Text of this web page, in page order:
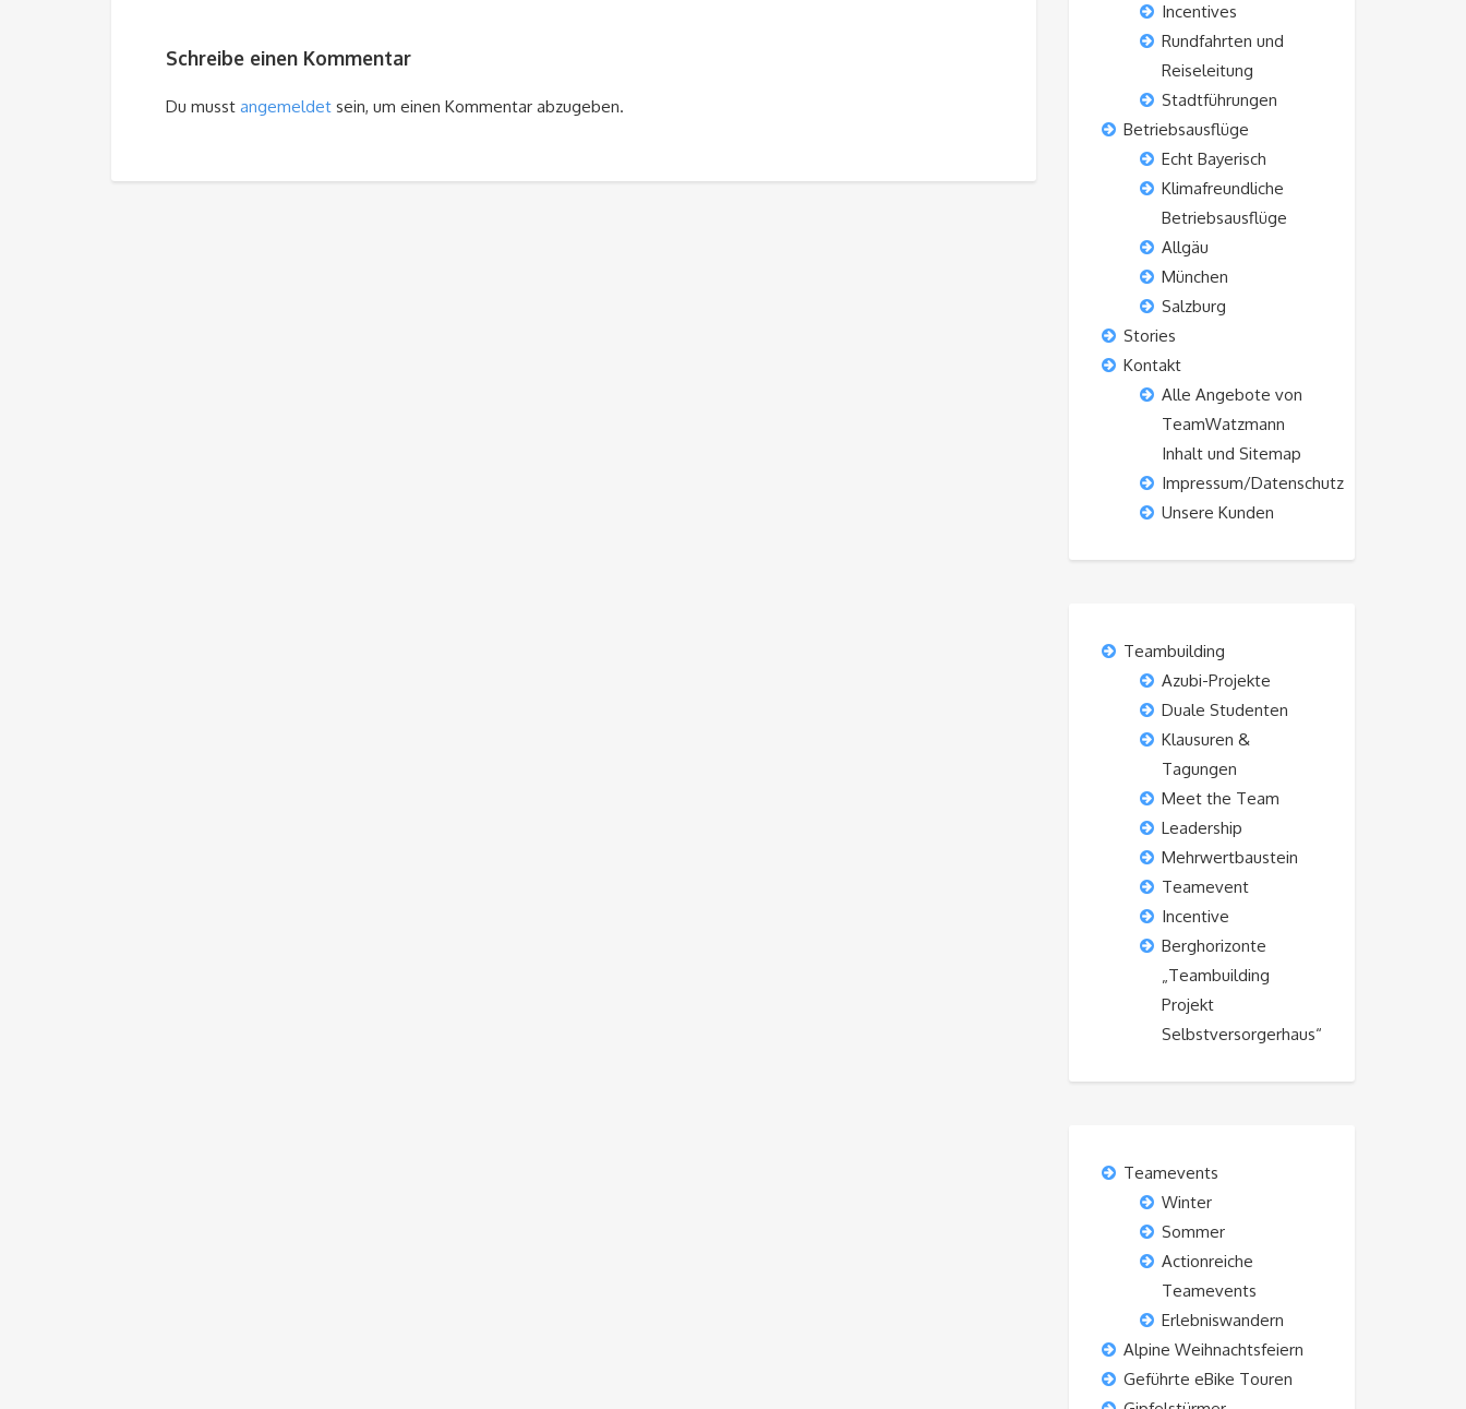
Schreibe einen Kommentar
Du musst angemeldet sein, um einen Kommentar abzugeben.
Incentives
Rundfahrten und
Reiseleitung
Stadtführungen
Betriebsausflüge
Echt Bayerisch
Klimafreundliche
Betriebsausflüge
Allgäu
München
Salzburg
Stories
Kontakt
Alle Angebote von
TeamWatzmann
Inhalt und Sitemap
Impressum/Datenschutz
Unsere Kunden
Teambuilding
Azubi-Projekte
Duale Studenten
Klausuren &
Tagungen
Meet the Team
Leadership
Mehrwertbaustein
Teamevent
Incentive
Berghorizonte
„Teambuilding
Projekt
Selbstversorgerhaus“
Teamevents
Winter
Sommer
Actionreiche
Teamevents
Erlebniswandern
Alpine Weihnachtsfeiern
Geführte eBike Touren